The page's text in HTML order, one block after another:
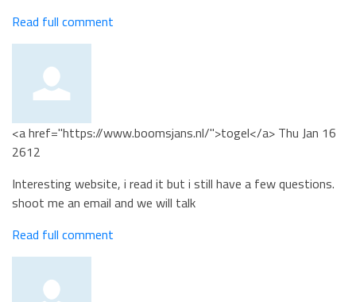
Read full comment
<a href="https://www.boomsjans.nl/">togel</a> Thu Jan 16
2612
Interesting website, i read it but i still have a few questions.
shoot me an email and we will talk
Read full comment